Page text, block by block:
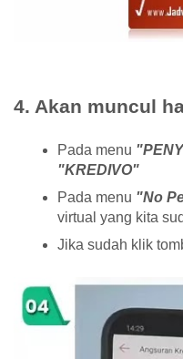
4. Akan muncul
Pada menu
"KREDIVO"
Pada menu "No
virtual yang kita
Jika sudah klik